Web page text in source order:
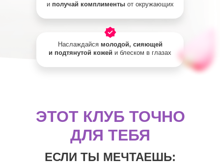
и получай комплименты от окружающих
Наслаждайся молодой, сияющей
и подтянутой кожей и блеском в глазах
ЭТОТ КЛУБ ТОЧНО
ДЛЯ ТЕБЯ
ЕСЛИ ТЫ МЕЧТАЕШЬ: